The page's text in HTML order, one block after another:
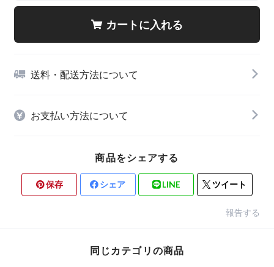
カートに入れる
送料・配送方法について
お支払い方法について
商品をシェアする
保存 シェア LINE ツイート
報告する
同じカテゴリの商品